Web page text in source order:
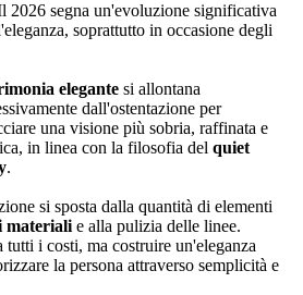
2026 segna un'evoluzione significativa
soprattutto in occasione degli
elegante si allontana
dall'ostentazione per
una visione più sobria, raffinata e
in linea con la filosofia del quiet
.
si sposta dalla quantità di elementi
materiali e alla pulizia delle linee.
i costi, ma costruire un'eleganza
la persona attraverso semplicità e